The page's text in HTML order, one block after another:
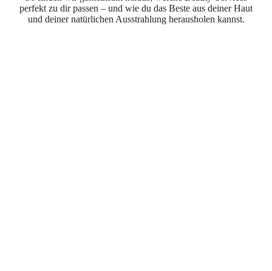
perfekt zu dir passen – und wie du das Beste aus deiner Haut
und deiner natürlichen Ausstrahlung herausholen kannst.